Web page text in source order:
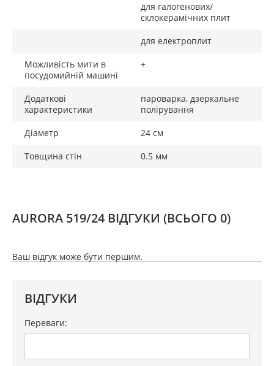
для галогенових/
склокерамічних плит
для електроплит
Можливість мити в
посудомийній машині
+
Додаткові
характеристики
пароварка, дзеркальне
полірування
Діаметр
24 см
Товщина стін
0.5 мм
AURORA 519/24 ВІДГУКИ (ВСЬОГО 0)
Ваш відгук може бути першим.
ВІДГУКИ
Переваги: